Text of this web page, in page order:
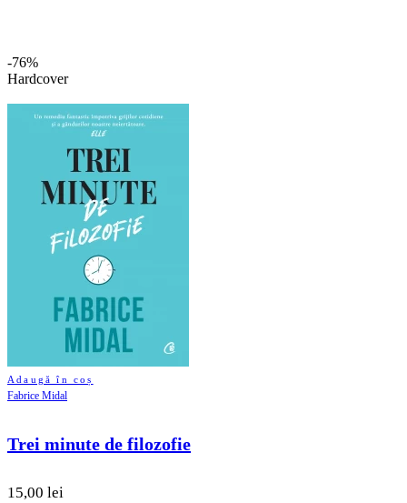
-76%
Hardcover
Adaugă în coș
Fabrice Midal
Trei minute de filozofie
15,00 lei